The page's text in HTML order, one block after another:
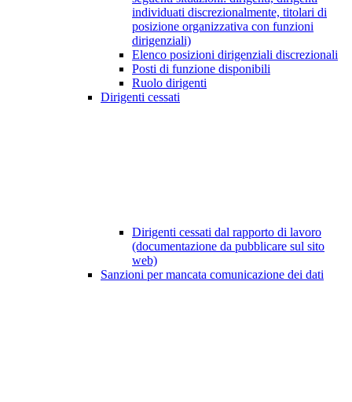
individuati discrezionalmente, titolari di
posizione organizzativa con funzioni
dirigenziali)
Elenco posizioni dirigenziali discrezionali
Posti di funzione disponibili
Ruolo dirigenti
Dirigenti cessati
Dirigenti cessati dal rapporto di lavoro
(documentazione da pubblicare sul sito
web)
Sanzioni per mancata comunicazione dei dati